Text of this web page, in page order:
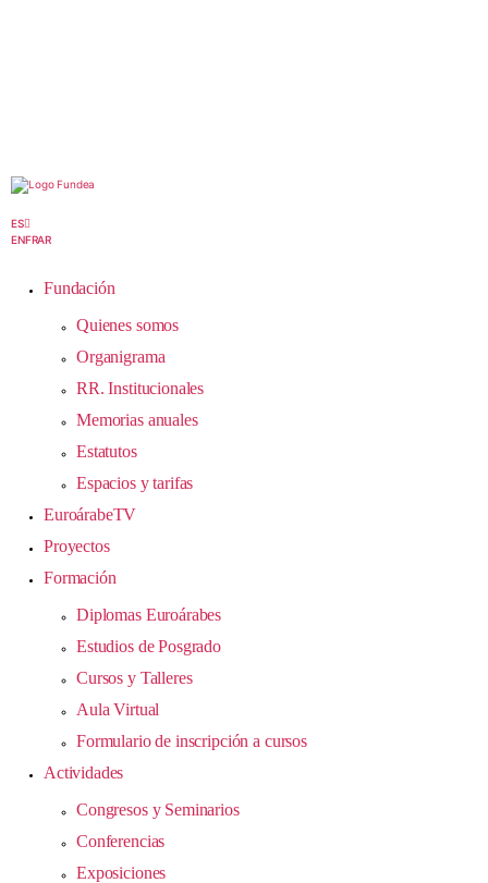
ES
ENFRAR
Fundación
Quienes somos
Organigrama
RR. Institucionales
Memorias anuales
Estatutos
Espacios y tarifas
EuroárabeTV
Proyectos
Formación
Diplomas Euroárabes
Estudios de Posgrado
Cursos y Talleres
Aula Virtual
Formulario de inscripción a cursos
Actividades
Congresos y Seminarios
Conferencias
Exposiciones